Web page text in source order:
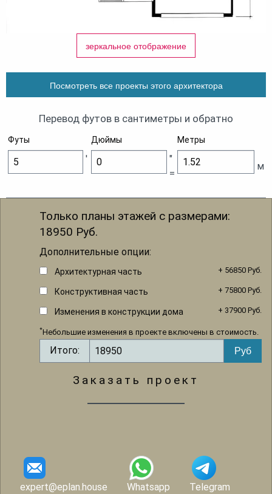
зеркальное отображение
Посмотреть все проекты этого архитектора
Перевод футов в сантиметры и обратно
Футы Дюймы Метры
'
"
=
м
Только планы этажей с размерами:
18950 Руб.
Дополнительные опции:
Архитектурная часть + 56850 Руб.
Конструктивная часть + 75800 Руб.
Изменения в конструкции дома + 37900 Руб.
*Небольшие изменения в проекте включены в стоимость.
Итого:
Заказать проект
expert@eplan.house Whatsapp Telegram